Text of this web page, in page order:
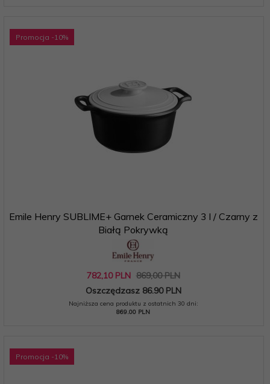
Promocja -10%
Emile Henry SUBLIME+ Garnek Ceramiczny 3 l / Czarny z
Białą Pokrywką
782,10 PLN 869,00 PLN
Oszczędzasz 86.90 PLN
Najniższa cena produktu z ostatnich 30 dni:
869.00 PLN
Promocja -10%